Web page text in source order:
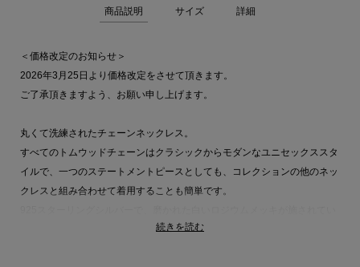
商品説明 サイズ 詳細
＜価格改定のお知らせ＞
2026年3月25日より価格改定をさせて頂きます。
ご了承頂きますよう、お願い申し上げます。
丸くて洗練されたチェーンネックレス。
すべてのトムウッドチェーンはクラシックからモダンなユニセックススタ
イルで、一つのステートメントピースとしても、コレクションの他のネッ
クレスと組み合わせて着用することも簡単です。
ます。すべての金属は100%リサイクルされています。
続きを読む